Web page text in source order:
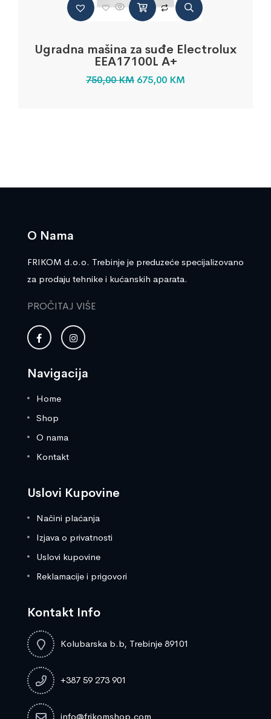
Ugradna mašina za suđe Electrolux
EEA17100L A+
750,00KM 675,00 KM
O Nama
FRIKOM d.o.o. Trebinje je preduzeće specijalizovano
za prodaju tehnike i kućanskih aparata.
PROČITAJ VIŠE
Navigacija
Home
Shop
O nama
Kontakt
Uslovi Kupovine
Načini plaćanja
Izjava o privatnosti
Uslovi kupovine
Reklamacije i prigovori
Kontakt Info
Kolubarska b.b, Trebinje 89101
+387 59 273 901
info@frikomshop.com